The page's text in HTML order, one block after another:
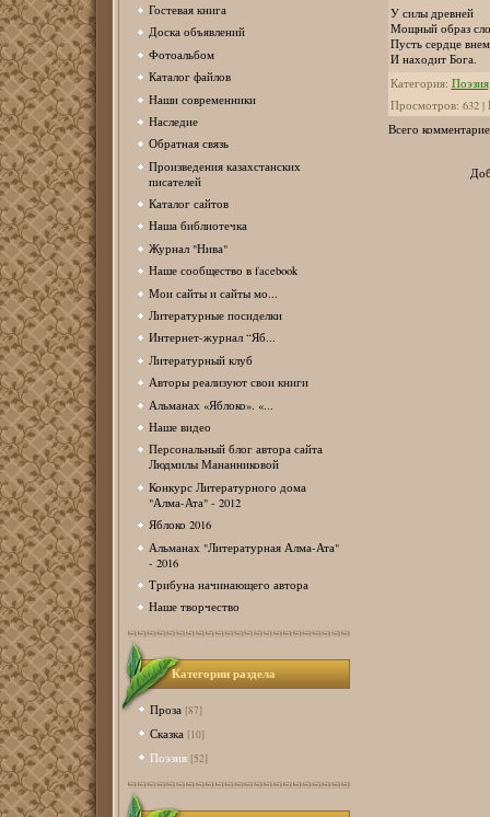
Гостевая книга
Доска объявлений
Фотоальбом
Каталог файлов
Наши современники
Наследие
Обратная связь
Произведения казахстанских
писателей
Каталог сайтов
Наша библиотечка
Журнал "Нива"
Наше сообщество в facebook
Мои сайты и сайты мо...
Литературные посиделки
Интернет-журнал “Яб...
Литературный клуб
Авторы реализуют свои книги
Альманах «Яблоко». «...
Наше видео
Персональный блог автора сайта
Людмилы Мананниковой
Конкурс Литературного дома
"Алма-Ата" - 2012
Яблоко 2016
Альманах "Литературная Алма-Ата"
- 2016
Трибуна начинающего автора
Наше творчество
Категории раздела
Проза [87]
Сказка [10]
Поэзия [52]
У силы древней
Мощный образ
Пусть сердце
И находит Бога.
Категория: Поэзия
Просмотров: 632 |
Всего